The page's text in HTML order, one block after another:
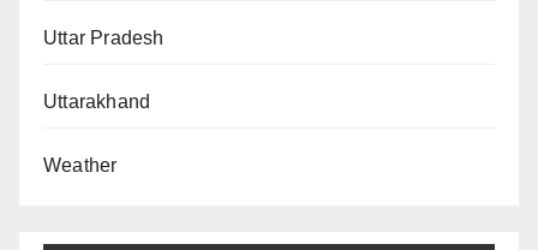
Uttar Pradesh
Uttarakhand
Weather